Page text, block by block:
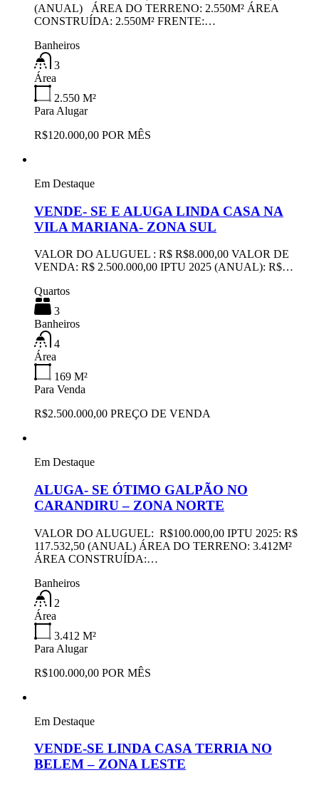
(ANUAL) ÁREA DO TERRENO: 2.550M² ÁREA
CONSTRUÍDA: 2.550M² FRENTE:…
Banheiros
3
Área
2.550 M²
Para Alugar
R$120.000,00 POR MÊS
Em Destaque
VENDE- SE E ALUGA LINDA CASA NA
VILA MARIANA- ZONA SUL
VALOR DO ALUGUEL : R$ R$8.000,00 VALOR DE
VENDA: R$ 2.500.000,00 IPTU 2025 (ANUAL): R$…
Quartos
3
Banheiros
4
Área
169 M²
Para Venda
R$2.500.000,00 PREÇO DE VENDA
Em Destaque
ALUGA- SE ÓTIMO GALPÃO NO
CARANDIRU – ZONA NORTE
VALOR DO ALUGUEL: R$100.000,00 IPTU 2025: R$
117.532,50 (ANUAL) ÁREA DO TERRENO: 3.412M²
ÁREA CONSTRUÍDA:…
Banheiros
2
Área
3.412 M²
Para Alugar
R$100.000,00 POR MÊS
Em Destaque
VENDE-SE LINDA CASA TERRIA NO
BELEM – ZONA LESTE